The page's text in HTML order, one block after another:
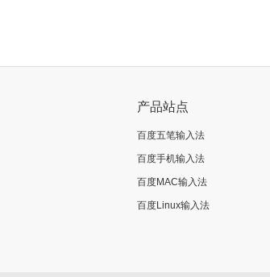
产品站点
百度五笔输入法
百度手机输入法
百度MAC输入法
百度Linux输入法